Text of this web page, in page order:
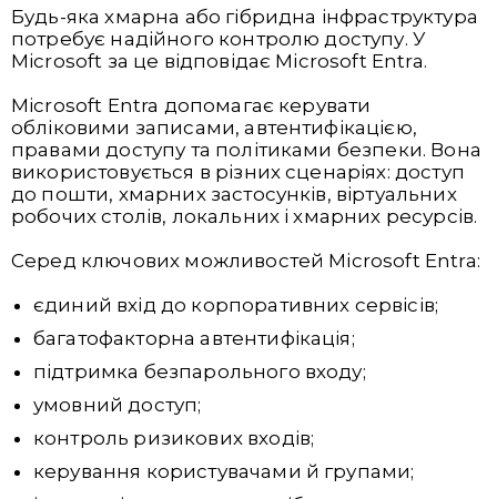
Будь-яка хмарна або гібридна інфраструктура
потребує надійного контролю доступу. У
Microsoft за це відповідає Microsoft Entra.
Microsoft Entra допомагає керувати
обліковими записами, автентифікацією,
правами доступу та політиками безпеки. Вона
використовується в різних сценаріях: доступ
до пошти, хмарних застосунків, віртуальних
робочих столів, локальних і хмарних ресурсів.
Серед ключових можливостей Microsoft Entra:
єдиний вхід до корпоративних сервісів;
багатофакторна автентифікація;
підтримка безпарольного входу;
умовний доступ;
контроль ризикових входів;
керування користувачами й групами;